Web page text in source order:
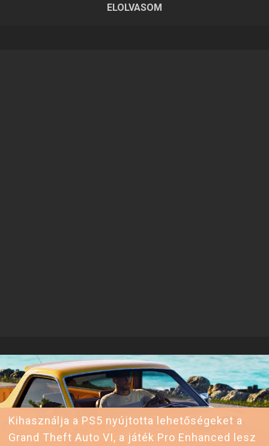
2026.06.25 13:07 ▪ Forrás:Rockstar Support
ELOLVASOM
Kihasználja a PS5 nyújtotta lehetőségeket a
Grand Theft Auto VI, a játék Pro Enhanced lesz